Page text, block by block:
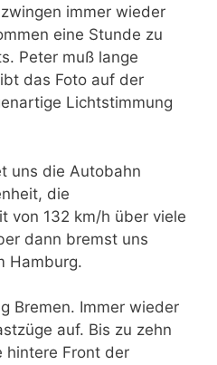
immer wieder
eine Stunde zu
Peter muß lange
das Foto auf der
Lichtstimmung
uns die Autobahn
die
von 132 km/h über viele
dann bremst uns
Hamburg.
Bremen. Immer wieder
auf. Bis zu zehn
hintere Front der